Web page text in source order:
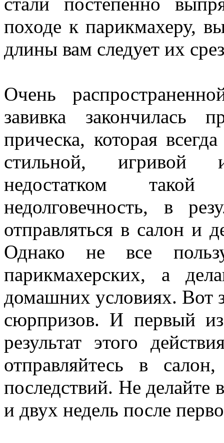
походе к парикмахеру,
длины вам следует их
Очень
завивка закончилась
прическа, которая
стильной, игривой
недостатком
недолговечность, в
отправляться в салон и
Однако не все
парикмахерских, а
домашних условиях. Вот
сюрпризов. И первый
результат этого
отправляйтесь в
последствий. Не делайте
и двух недель после